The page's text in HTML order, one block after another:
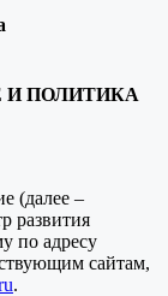
И ПОЛИТИКА
(далее –
развития
по адресу
сайтам,
.